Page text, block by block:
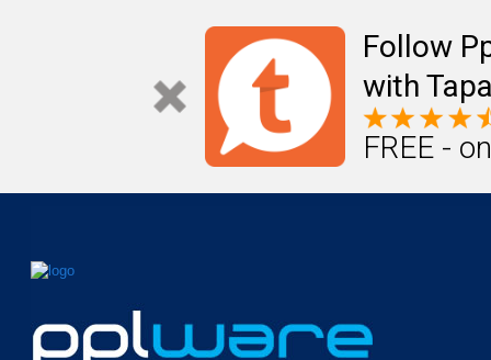
Follow
with
FREE -